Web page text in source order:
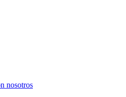
nosotros